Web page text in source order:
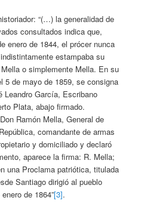
“(…) la generalidad de
consultados indica que,
enero de 1844, el prócer nunca
estampaba su
o simplemente Mella. En su
5 de mayo de 1859, se consigna
Leandro García, Escribano
Plata, abajo firmado.
Ramón Mella, General de
comandante de armas
y domiciliado y declaró
aparece la firma: R. Mella;
una Proclama patriótica, titulada
Santiago dirigió al pueblo
de 1864”[3].